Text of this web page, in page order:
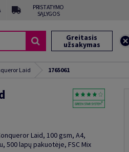
PRISTATYMO
SĄLYGOS
Greitasis
užsakymas
Laid 1765061
Laid, 100 gsm, A4,
500 lapų pakuotėje, FSC Mix